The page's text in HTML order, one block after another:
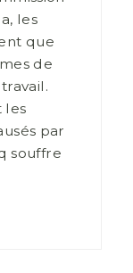
les
que
de
les
par
souffre